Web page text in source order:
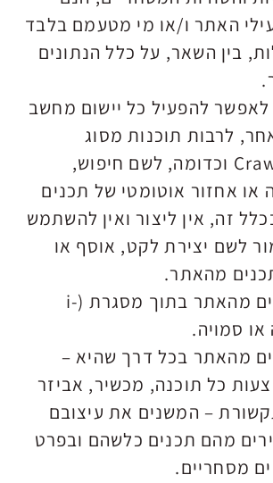
האתר ו/או מי מטעמם בלבד
בין השאר, על כלל הנתונים
לאפשר להפעיל כל יישום מחשב
לרבות תוכנות מסוג
Crawlers, Robots וכדומה, לשם חיפוש,
אחזור אוטומטי של תכנים
זה, אין ליצור ואין להשתמש
לשם יצירת לקט, אוסף או
מהאתר.
אין להציג תכנים מהאתר בתוך מסגרת (i-
מהאתר בכל דרך שהיא –
כל תוכנה, מכשיר, אביזר
– המשנים את עיצובם
מהם תכנים כלשהם ובפרט
מסחריים.